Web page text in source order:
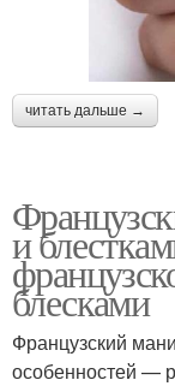
читать дальше →
и
блесками
Французский
особенностей —